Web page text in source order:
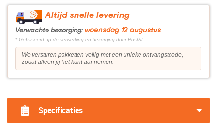
Altijd snelle levering
Verwachte bezorging: woensdag 12 augustus
* Gebaseerd op de verwerking en bezorging door PostNL.
We versturen pakketten veilig met een unieke ontvangstcode,
zodat alleen jij het kunt aannemen.
Specificaties